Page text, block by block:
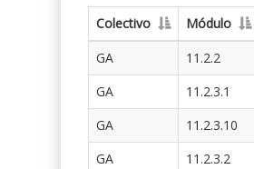
Colectivo Módulo
GA
11.2.2
GA
11.2.3.1
GA
11.2.3.10
GA
11.2.3.2